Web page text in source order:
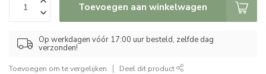
Toevoegen aan winkelwagen
Op werkdagen vóór 17:00 uur besteld, zelfde dag
verzonden!
Toevoegen om te vergelijken Deel dit product